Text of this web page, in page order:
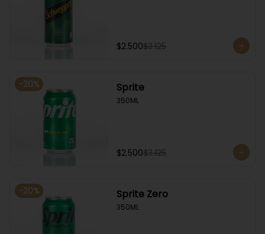
$2.500$3.125
-20% Sprite
350ML
$2.500$3.125
-20% Sprite Zero
350ML